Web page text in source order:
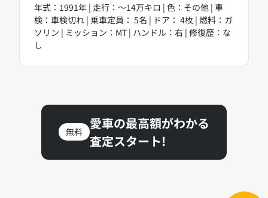
年式：1991年 | 走行：～14万キロ | 色：その他 | 車
検：車検切れ | 乗車定員： 5名 | ドア： 4枚 | 燃料：ガ
ソリン | ミッション：MT | ハンドル：右 | 修復歴：な
し
無料
愛車の最高額がわかる
査定スタート!